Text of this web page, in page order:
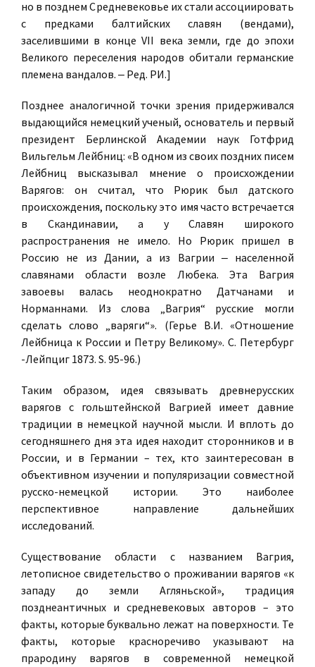
но в позднем Средневековье их стали ассоциировать
с предками балтийских славян (вендами),
заселившими в конце VII века земли, где до эпохи
Великого переселения народов обитали германские
племена вандалов. ‒ Ред. РИ.]
Позднее аналогичной точки зрения придерживался
выдающийся немецкий ученый, основатель и первый
президент Берлинской Академии наук Готфрид
Вильгельм Лейбниц: «В одном из своих поздних писем
Лейбниц высказывал мнение о происхождении
Варягов: он считал, что Рюрик был датского
происхождения, поскольку это имя часто встречается
в Скандинавии, а у Славян широкого
распространения не имело. Но Рюрик пришел в
Россию не из Дании, а из Вагрии ‒ населенной
славянами области возле Любека. Эта Вагрия
завоевы валась неоднократно Датчанами и
Норманнами. Из слова „Вагрия“ русские могли
сделать слово „варяги“». (Герье В.И. «Отношение
Лейбница к России и Петру Великому». С. Петербург
-Лейпциг 1873. S. 95-96.)
Таким образом, идея связывать древнерусских
варягов с гольштейнской Вагрией имеет давние
традиции в немецкой научной мысли. И вплоть до
сегодняшнего дня эта идея находит сторонников и в
России, и в Германии – тех, кто заинтересован в
объективном изучении и популяризации совместной
русско-немецкой истории. Это наиболее
перспективное направление дальнейших
исследований.
Существование области с названием Вагрия,
летописное свидетельство о проживании варягов «к
западу до земли Агляньской», традиция
позднеантичных и средневековых авторов – это
факты, которые буквально лежат на поверхности. Те
факты, которые красноречиво указывают на
прародину варягов в современной немецкой